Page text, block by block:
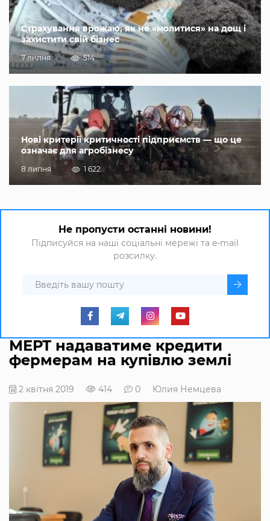
Страхування врожаю, як не «молитися» на дощ і
захистити свій бізнес
7 липня 514
Нові критерії критичності підприємств — що це
означає для агробізнесу
8 липня 1 622
Не пропусти останні новини!
Підписуйся на наші соціальні мережі та e-mail
розсилку.
МЕРТ надаватиме кредити
фермерам на купівлю землі
2 квітня 2019 414 0 Юлия Немцева